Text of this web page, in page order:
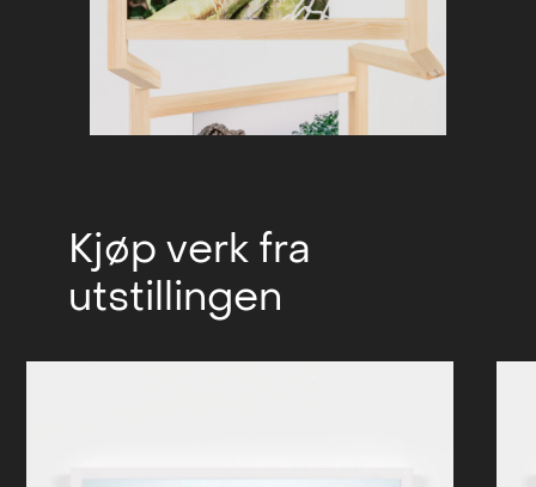
Kjøp verk fra
utstillingen